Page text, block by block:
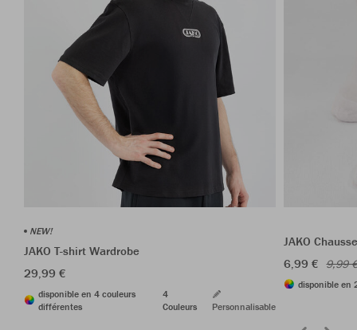
NEW!
JAKO T-shirt Wardrobe
29,99 €
disponible en 4 couleurs
différentes
4
Couleurs
Personnalisable
JAKO
6,99 € 9,99
disponible en